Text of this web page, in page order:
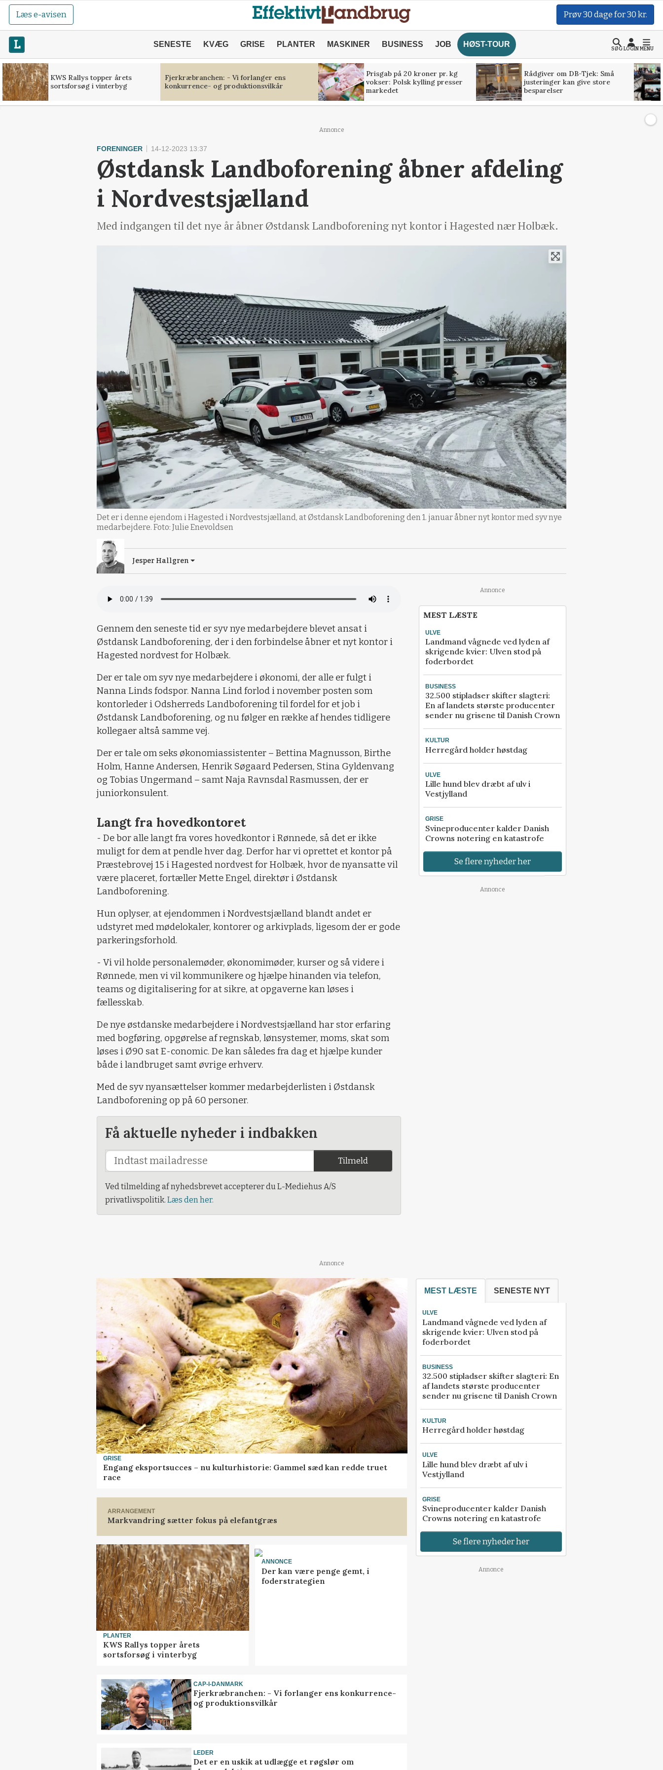
Læs e-avisen Prøv 30 dage for 30 kr.
SENESTE KVÆG GRISE PLANTER MASKINER BUSINESS JOB HØST-TOUR
SØGLOGINMENU
KWS Rallys topper årets
sortsforsøg i vinterbyg
Fjerkræbranchen: - Vi forlanger ens
konkurrence- og produktionsvilkår
Prisgab på 20 kroner pr. kg
vokser: Polsk kylling presser
markedet
Rådgiver om DB-Tjek: Små
justeringer kan give store
besparelser
Annonce
FORENINGER 14-12-2023 13:37
Østdansk Landboforening åbner afdeling
i Nordvestsjælland
Med indgangen til det nye år åbner Østdansk Landboforening nyt kontor i Hagested nær Holbæk.
Det er i denne ejendom i Hagested i Nordvestsjælland, at Østdansk Landboforening den 1. januar åbner nyt kontor med syv nye
medarbejdere. Foto: Julie Enevoldsen
Jesper Hallgren
Gennem den seneste tid er syv nye medarbejdere blevet ansat i
Østdansk Landboforening, der i den forbindelse åbner et nyt kontor i
Hagested nordvest for Holbæk.
Der er tale om syv nye medarbejdere i økonomi, der alle er fulgt i
Nanna Linds fodspor. Nanna Lind forlod i november posten som
kontorleder i Odsherreds Landboforening til fordel for et job i
Østdansk Landboforening, og nu følger en række af hendes tidligere
kollegaer altså samme vej.
Der er tale om seks økonomiassistenter – Bettina Magnusson, Birthe
Holm, Hanne Andersen, Henrik Søgaard Pedersen, Stina Gyldenvang
og Tobias Ungermand – samt Naja Ravnsdal Rasmussen, der er
juniorkonsulent.
Langt fra hovedkontoret
- De bor alle langt fra vores hovedkontor i Rønnede, så det er ikke
muligt for dem at pendle hver dag. Derfor har vi oprettet et kontor på
Præstebrovej 15 i Hagested nordvest for Holbæk, hvor de nyansatte vil
være placeret, fortæller Mette Engel, direktør i Østdansk
Landboforening.
Hun oplyser, at ejendommen i Nordvestsjælland blandt andet er
udstyret med mødelokaler, kontorer og arkivplads, ligesom der er gode
parkeringsforhold.
- Vi vil holde personalemøder, økonomimøder, kurser og så videre i
Rønnede, men vi vil kommunikere og hjælpe hinanden via telefon,
teams og digitalisering for at sikre, at opgaverne kan løses i
fællesskab.
De nye østdanske medarbejdere i Nordvestsjælland har stor erfaring
med bogføring, opgørelse af regnskab, lønsystemer, moms, skat som
løses i Ø90 sat E-conomic. De kan således fra dag et hjælpe kunder
både i landbruget samt øvrige erhverv.
Med de syv nyansættelser kommer medarbejderlisten i Østdansk
Landboforening op på 60 personer.
Få aktuelle nyheder i indbakken
Tilmeld
Ved tilmelding af nyhedsbrevet accepterer du L-Mediehus A/S
privatlivspolitik. Læs den her.
Annonce
MEST LÆSTE
ULVE
Landmand vågnede ved lyden af
skrigende kvier: Ulven stod på
foderbordet
BUSINESS
32.500 stipladser skifter slagteri:
En af landets største producenter
sender nu grisene til Danish Crown
KULTUR
Herregård holder høstdag
ULVE
Lille hund blev dræbt af ulv i
Vestjylland
GRISE
Svineproducenter kalder Danish
Crowns notering en katastrofe
Se flere nyheder her
Annonce
Annonce
GRISE
Engang eksportsucces – nu kulturhistorie: Gammel sæd kan redde truet
race
ARRANGEMENT
Markvandring sætter fokus på elefantgræs
PLANTER
KWS Rallys topper årets
sortsforsøg i vinterbyg
ANNONCE
Der kan være penge gemt, i
foderstrategien
CAP-I-DANMARK
Fjerkræbranchen: - Vi forlanger ens konkurrence-
og produktionsvilkår
LEDER
Det er en uskik at udlægge et røgslør om
MEST LÆSTE SENESTE NYT
ULVE
Landmand vågnede ved lyden af
skrigende kvier: Ulven stod på
foderbordet
BUSINESS
32.500 stipladser skifter slagteri: En
af landets største producenter
sender nu grisene til Danish Crown
KULTUR
Herregård holder høstdag
ULVE
Lille hund blev dræbt af ulv i
Vestjylland
GRISE
Svineproducenter kalder Danish
Crowns notering en katastrofe
Se flere nyheder her
Annonce